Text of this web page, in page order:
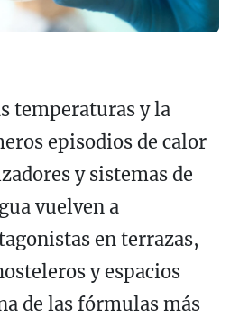
temperaturas y la
episodios de calor
y sistemas de
vuelven a
en terrazas,
y espacios
de las fórmulas más